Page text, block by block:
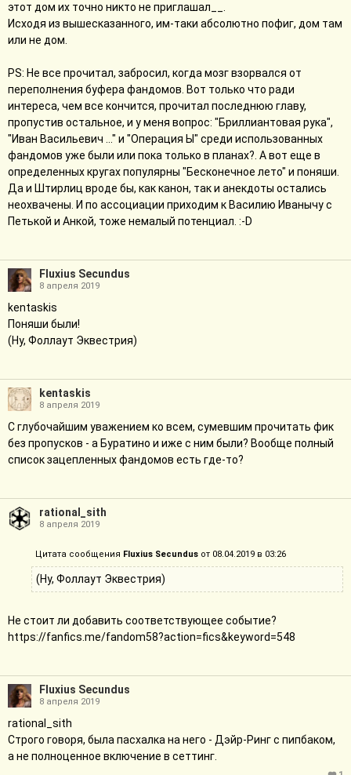
этот дом их точно никто не приглашал__.
Исходя из вышесказанного, им-таки абсолютно пофиг, дом там
или не дом.
PS: Не все прочитал, забросил, когда мозг взорвался от
переполнения буфера фандомов. Вот только что ради
интереса, чем все кончится, прочитал последнюю главу,
пропустив остальное, и у меня вопрос: "Бриллиантовая рука",
"Иван Васильевич ..." и "Операция Ы" среди использованных
фандомов уже были или пока только в планах?. А вот еще в
определенных кругах популярны "Бесконечное лето" и поняши.
Да и Штирлиц вроде бы, как канон, так и анекдоты остались
неохвачены. И по ассоциации приходим к Василию Иванычу с
Петькой и Анкой, тоже немалый потенциал. :-D
Fluxius Secundus
8 апреля 2019
kentaskis
Поняши были!
(Ну, Фоллаут Эквестрия)
kentaskis
8 апреля 2019
С глубочайшим уважением ко всем, сумевшим прочитать фик
без пропусков - а Буратино и иже с ним были? Вообще полный
список зацепленных фандомов есть где-то?
rational_sith
8 апреля 2019
Цитата сообщения Fluxius Secundus от 08.04.2019 в 03:26
(Ну, Фоллаут Эквестрия)
Не стоит ли добавить соответствующее событие?
https://fanfics.me/fandom58?action=fics&keyword=548
Fluxius Secundus
8 апреля 2019
rational_sith
Строго говоря, была пасхалка на него - Дэйр-Ринг с пипбаком,
а не полноценное включение в сеттинг.